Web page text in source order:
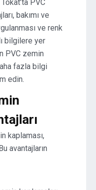
PVC
bakımı ve
ve renk
bilgilere yer
PVC zemin
fazla bilgi
edin.
kaplaması,
avantajların